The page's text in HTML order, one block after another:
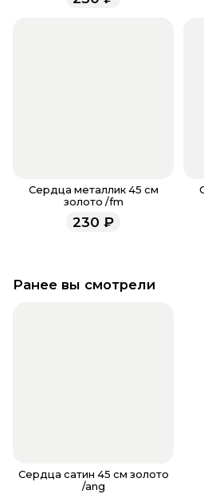
Сердца металлик 45 см
золото /fm
230 ₽
Ранее вы смотрели
Сердца сатин 45 см золото
/ang